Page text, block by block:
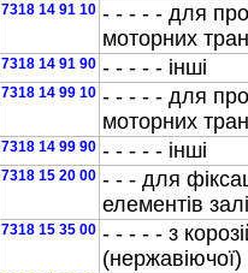
7318 14 91 10 - - - - - для
моторних
7318 14 91 90 - - - - - iншi
7318 14 99 10 - - - - - для
моторних
7318 14 99 90 - - - - - iншi
7318 15 20 00 - - - для
елементiв
7318 15 35 00 - - - - - з
(нержавiючої)